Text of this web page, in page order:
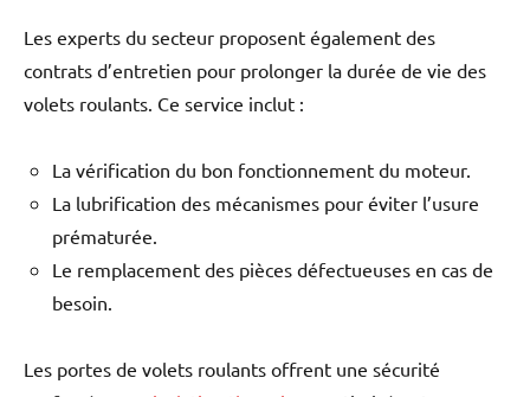
Les experts du secteur proposent également des
contrats d’entretien pour prolonger la durée de vie des
volets roulants. Ce service inclut :
La vérification du bon fonctionnement du moteur.
La lubrification des mécanismes pour éviter l’usure
prématurée.
Le remplacement des pièces défectueuses en cas de
besoin.
Les portes de volets roulants offrent une sécurité